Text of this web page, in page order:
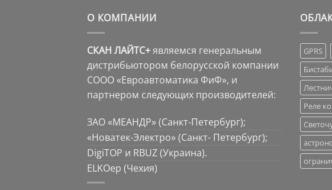
О КОМПАНИИ
СКАН ЛАЙТС+являемся генеральным
дистрибьютором белорусской компании
СООО «Евроавтоматика ФиФ», и
партнером следующих производителей:
ЗАО «МЕАНДР» (Санкт-Петербург);
«Новатек-Электро» (Санкт- Петербург);
DigiTOP и RBUZ (Украина).
ELKOep (Чехия)
GPRS
Реле